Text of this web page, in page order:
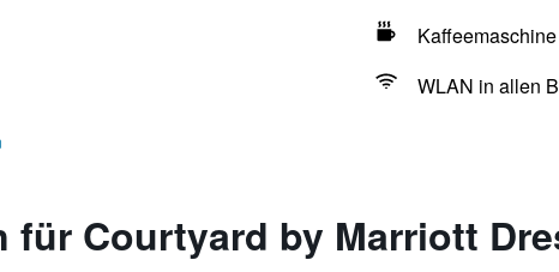
Kaffeemaschine
WLAN in allen
für Courtyard by Marriott